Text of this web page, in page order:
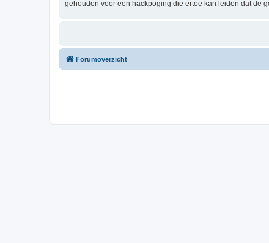
gehouden voor een hackpoging die ertoe kan leiden dat de
Forumoverzicht